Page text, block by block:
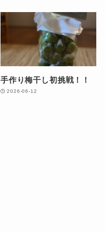
手作り梅干し初挑戦！！
2026-06-12